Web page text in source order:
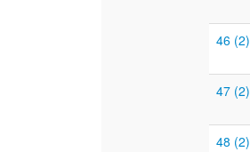
46 (2)
47 (2)
48 (2)